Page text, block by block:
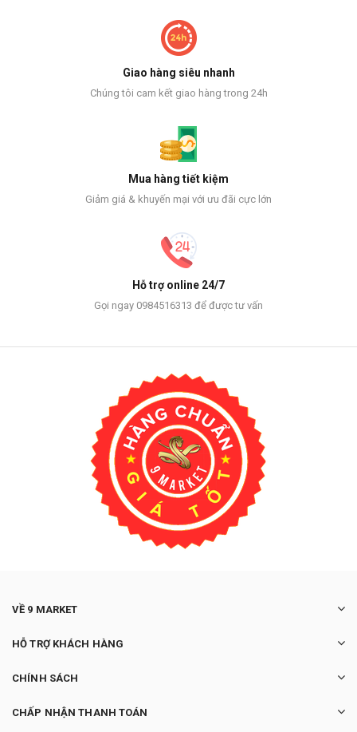
Giao hàng siêu nhanh
Chúng tôi cam kết giao hàng trong 24h
Mua hàng tiết kiệm
Giảm giá & khuyến mại với ưu đãi cực lớn
Hỗ trợ online 24/7
Gọi ngay 0984516313 để được tư vấn
VỀ 9 MARKET
HỖ TRỢ KHÁCH HÀNG
CHÍNH SÁCH
CHẤP NHẬN THANH TOÁN